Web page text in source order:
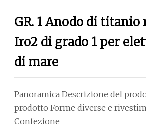
GR. 1 Anodo di
Iro2 di grado 1 per
di mare
Panoramica Descrizione del
prodotto Forme diverse e
Confezione